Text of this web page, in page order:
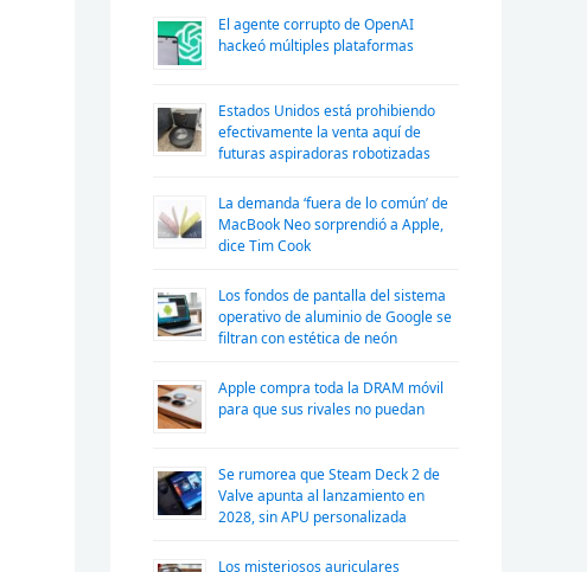
El agente corrupto de OpenAI
hackeó múltiples plataformas
Estados Unidos está prohibiendo
efectivamente la venta aquí de
futuras aspiradoras robotizadas
La demanda ‘fuera de lo común’ de
MacBook Neo sorprendió a Apple,
dice Tim Cook
Los fondos de pantalla del sistema
operativo de aluminio de Google se
filtran con estética de neón
Apple compra toda la DRAM móvil
para que sus rivales no puedan
Se rumorea que Steam Deck 2 de
Valve apunta al lanzamiento en
2028, sin APU personalizada
Los misteriosos auriculares